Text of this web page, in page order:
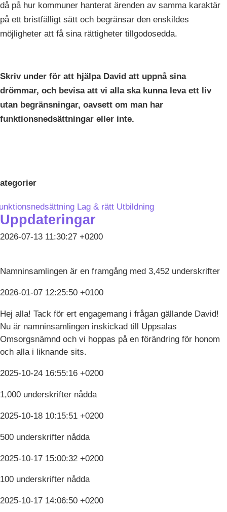
då på hur kommuner hanterat ärenden av samma karaktär
på ett bristfälligt sätt och begränsar den enskildes
möjligheter att få sina rättigheter tillgodosedda.
Skriv under för att hjälpa David att uppnå sina
drömmar, och bevisa att vi alla ska kunna leva ett liv
utan begränsningar, oavsett om man har
funktionsnedsättningar eller inte.
Lag & rätt Utbildning
Uppdateringar
2026-07-13 11:30:27 +0200
Namninsamlingen är en framgång med 3,452 underskrifter
2026-01-07 12:25:50 +0100
Hej alla! Tack för ert engagemang i frågan gällande David!
Nu är namninsamlingen inskickad till Uppsalas
Omsorgsnämnd och vi hoppas på en förändring för honom
och alla i liknande sits.
2025-10-24 16:55:16 +0200
1,000 underskrifter nådda
2025-10-18 10:15:51 +0200
500 underskrifter nådda
2025-10-17 15:00:32 +0200
100 underskrifter nådda
2025-10-17 14:06:50 +0200